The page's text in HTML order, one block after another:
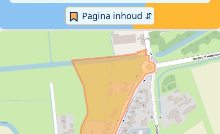
Pagina inhoud ⇵